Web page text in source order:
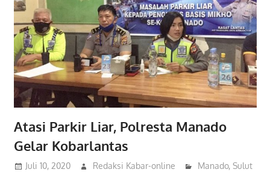
Atasi Parkir Liar, Polresta Manado
Gelar Kobarlantas
Juli 10, 2020 Redaksi Kabar-online Manado,Sulut